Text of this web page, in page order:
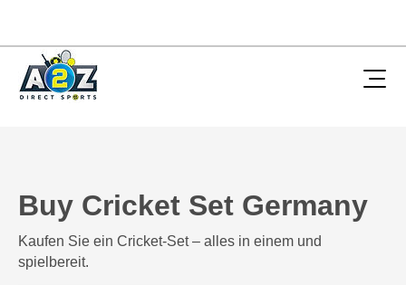
Buy Cricket Set Germany
Kaufen Sie ein Cricket-Set – alles in einem und
spielbereit.